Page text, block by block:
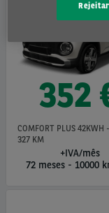
352
COMFORT PLUS 42KWH
327 KM
+IVA/mês
72 meses - 10000